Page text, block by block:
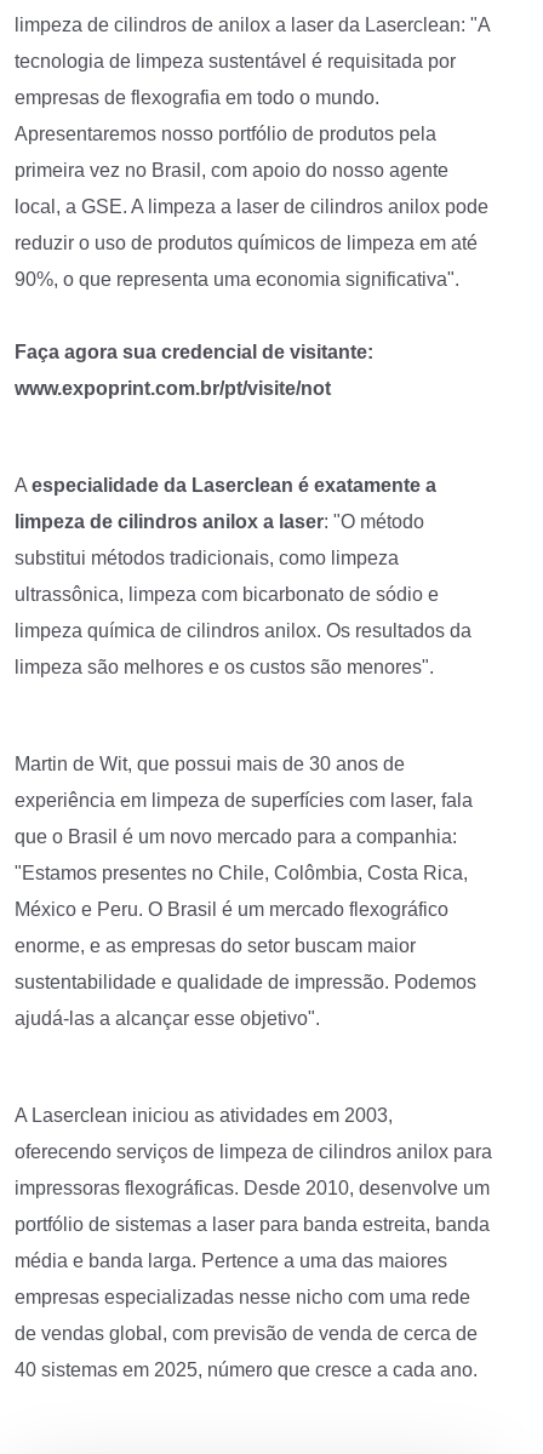
limpeza de cilindros de anilox a laser da Laserclean: "A
tecnologia de limpeza sustentável é requisitada por
empresas de flexografia em todo o mundo.
Apresentaremos nosso portfólio de produtos pela
primeira vez no Brasil, com apoio do nosso agente
local, a GSE. A limpeza a laser de cilindros anilox pode
reduzir o uso de produtos químicos de limpeza em até
90%, o que representa uma economia significativa".
Faça agora sua credencial de visitante:
www.expoprint.com.br/pt/visite/not
A especialidade da Laserclean é exatamente a
limpeza de cilindros anilox a laser: "O método
substitui métodos tradicionais, como limpeza
ultrassônica, limpeza com bicarbonato de sódio e
limpeza química de cilindros anilox. Os resultados da
limpeza são melhores e os custos são menores".
Martin de Wit, que possui mais de 30 anos de
experiência em limpeza de superfícies com laser, fala
que o Brasil é um novo mercado para a companhia:
"Estamos presentes no Chile, Colômbia, Costa Rica,
México e Peru. O Brasil é um mercado flexográfico
enorme, e as empresas do setor buscam maior
sustentabilidade e qualidade de impressão. Podemos
ajudá-las a alcançar esse objetivo".
A Laserclean iniciou as atividades em 2003,
oferecendo serviços de limpeza de cilindros anilox para
impressoras flexográficas. Desde 2010, desenvolve um
portfólio de sistemas a laser para banda estreita, banda
média e banda larga. Pertence a uma das maiores
empresas especializadas nesse nicho com uma rede
de vendas global, com previsão de venda de cerca de
40 sistemas em 2025, número que cresce a cada ano.